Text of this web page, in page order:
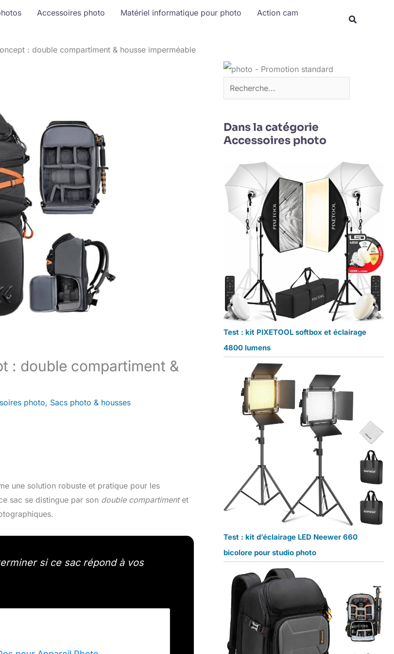
Accessoires photo Matériel informatique pour photo
Action cam
: double compartiment & housse imperméable
: double compartiment &
photo, Sacs photo & housses
une solution robuste et pratique pour les
sac se distingue par son double compartimentet
si ce sac répond à vos
Rechercher
Dans la catégorie
Accessoires photo
Test : kit PIXETOOL softbox et éclairage
4800 lumens
Test : kit d’éclairage LED Neewer 660
bicolore pour studio photo